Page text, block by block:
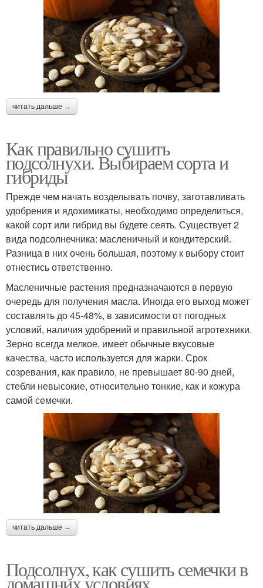
читать дальше →
Как правильно сушить
подсолнухи. Выбираем сорта и
гибриды
Прежде чем начать возделывать почву, заготавливать
удобрения и ядохимикаты, необходимо определиться,
какой сорт или гибрид вы будете сеять. Существует 2
вида подсолнечника: масленичный и кондитерский.
Разница в них очень большая, поэтому к выбору стоит
отнестись ответственно.
Масленичные растения предназначаются в первую
очередь для получения масла. Иногда его выход может
составлять до 45-48%, в зависимости от погодных
условий, наличия удобрений и правильной агротехники.
Зерно всегда мелкое, имеет обычные вкусовые
качества, часто используется для жарки. Срок
созревания, как правило, не превышает 80-90 дней,
стебли невысокие, относительно тонкие, как и кожура
самой семечки.
читать дальше →
Подсолнух, как сушить семечки в
домашних условиях.